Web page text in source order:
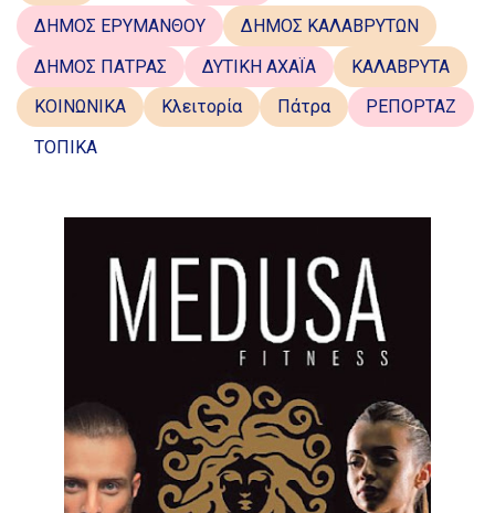
ΔΗΜΟΣ ΕΡΥΜΑΝΘΟΥ
ΔΗΜΟΣ ΚΑΛΑΒΡΥΤΩΝ
ΔΗΜΟΣ ΠΑΤΡΑΣ
ΔΥΤΙΚΗ ΑΧΑΪΑ
ΚΑΛΑΒΡΥΤΑ
ΚΟΙΝΩΝΙΚΑ
Κλειτορία Πάτρα
ΡΕΠΟΡΤΑΖ
ΤΟΠΙΚΑ